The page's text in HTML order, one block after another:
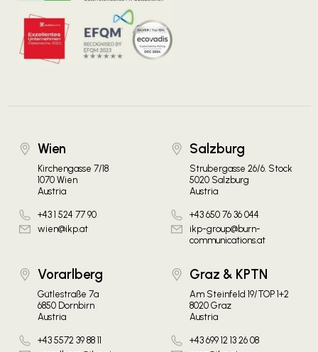
Wien
Kirchengasse 7/18
1070 Wien
Austria
+43 1 524 77 90
wien@ikp.at
Salzburg
Strubergasse 26/6. Stock
5020 Salzburg
Austria
+43 650 76 36 044
ikp-group@burn-
communications.at
Vorarlberg
Gütlestraße 7a
6850 Dornbirn
Austria
+43 5572 39 88 11
Graz & KPTN
Am Steinfeld 19/TOP 1+2
8020 Graz
Austria
+43 699 12 13 26 08